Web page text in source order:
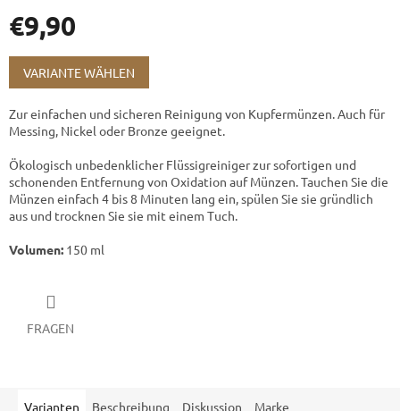
€9,90
Verkaufspreis:
VARIANTE WÄHLEN
Zur einfachen und sicheren Reinigung von Kupfermünzen. Auch für
Messing, Nickel oder Bronze geeignet.
Ökologisch unbedenklicher Flüssigreiniger zur sofortigen und
schonenden Entfernung von Oxidation auf Münzen. Tauchen Sie die
Münzen einfach 4 bis 8 Minuten lang ein, spülen Sie sie gründlich
aus und trocknen Sie sie mit einem Tuch.
Volumen: 150 ml
FRAGEN
Varianten Beschreibung Diskussion Marke